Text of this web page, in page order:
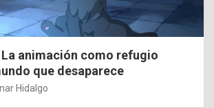
animación como refugio
que desaparece
Hidalgo